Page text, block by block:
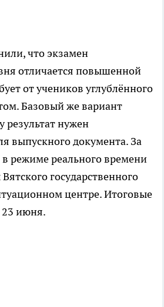
что экзамен
отличается повышенной
от учеников углублённого
Базовый же вариант
результат нужен
выпускного документа. За
режиме реального времени
государственного
центре. Итоговые
23 июня.